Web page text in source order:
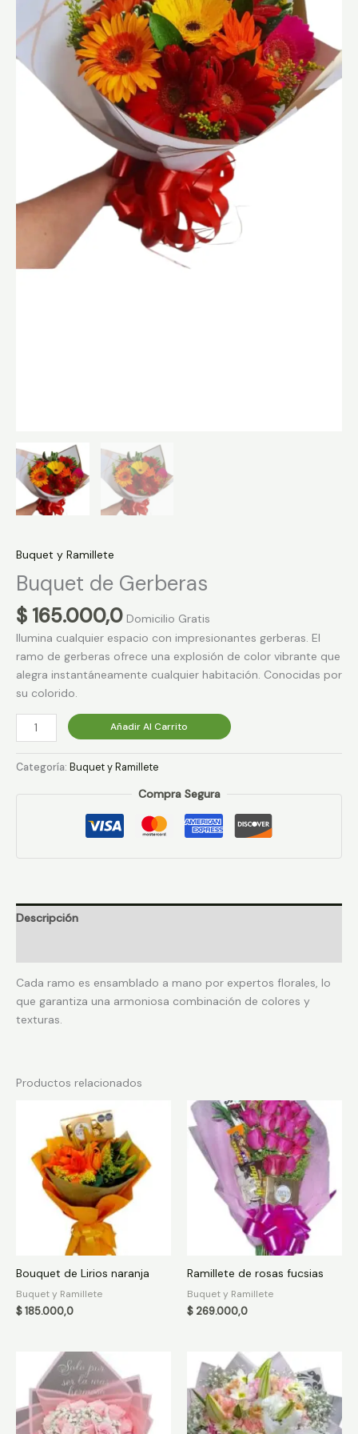
Buquet y Ramillete
Buquet de Gerberas
$ 165.000,0 Domicilio Gratis
Ilumina cualquier espacio con impresionantes gerberas. El
ramo de gerberas ofrece una explosión de color vibrante que
alegra instantáneamente cualquier habitación. Conocidas por
su colorido.
Añadir Al Carrito
Categoría: Buquet y Ramillete
Compra Segura
Descripción
Cada ramo es ensamblado a mano por expertos florales, lo
que garantiza una armoniosa combinación de colores y
texturas.
Productos relacionados
Bouquet de Lirios naranja
Buquet y Ramillete
$185.000,0
Ramillete de rosas fucsias
Buquet y Ramillete
$ 269.000,0